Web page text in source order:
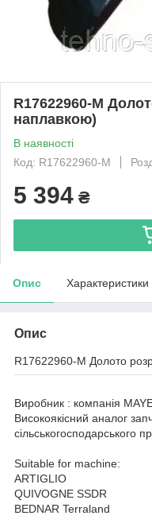
R17622960-M
наплавкою)
В наявності
Код: R17622960-M
5 394 ₴
Опис Характеристики
Опис
R17622960-M Долото
Виробник : компанія
Високоякісний аналог
сільськогосподарського
Suitable for machine:
ARTIGLIO
QUIVOGNE SSDR
BEDNAR Terraland